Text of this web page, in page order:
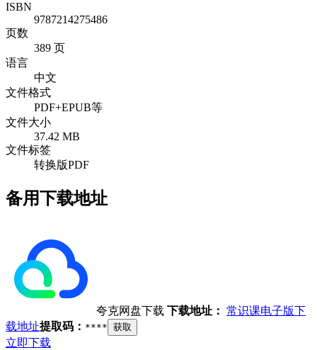
ISBN
9787214275486
页数
389 页
语言
中文
文件格式
PDF+EPUB等
文件大小
37.42 MB
文件标签
转换版PDF
备用下载地址
夸克网盘下载 下载地址： 常识课电子版下
载地址提取码： **** 获取
立即下载